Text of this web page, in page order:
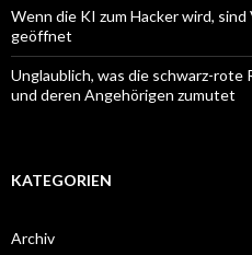
Wenn die KI zum Hacker wird,
geöffnet
Unglaublich, was die schwarz-rote
und deren Angehörigen zumutet
KATEGORIEN
Archiv